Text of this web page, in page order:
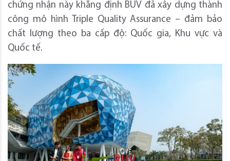
chứng nhận này khẳng định BUV đã xây dựng thành
công mô hình Triple Quality Assurance – đảm bảo
chất lượng theo ba cấp độ: Quốc gia, Khu vực và
Quốc tế.